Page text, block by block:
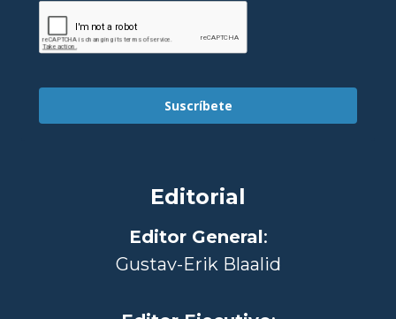
Suscríbete
Editorial
Editor General :
Gustav-Erik Blaalid